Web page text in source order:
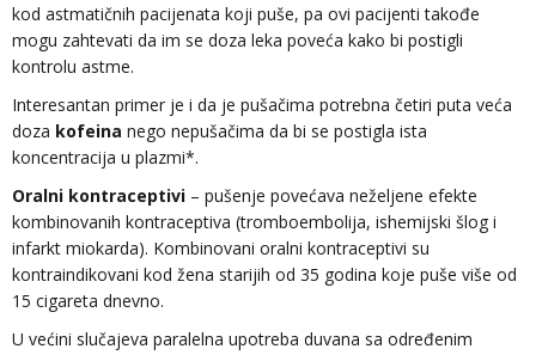
kod astmatičnih pacijenata koji puše, pa ovi pacijenti takođe
mogu zahtevati da im se doza leka poveća kako bi postigli
kontrolu astme.
Interesantan primer je i da je pušačima potrebna četiri puta veća
doza kofeina nego nepušačima da bi se postigla ista
koncentracija u plazmi*.
Oralni kontraceptivi – pušenje povećava neželjene efekte
kombinovanih kontraceptiva (tromboembolija, ishemijski šlog i
infarkt miokarda). Kombinovani oralni kontraceptivi su
kontraindikovani kod žena starijih od 35 godina koje puše više od
15 cigareta dnevno.
U većini slučajeva paralelna upotreba duvana sa određenim